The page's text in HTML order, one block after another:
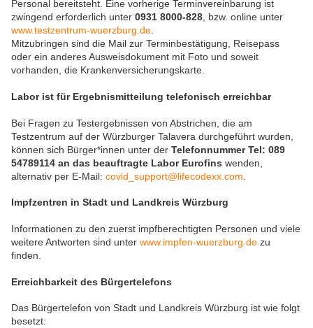
Personal bereitsteht. Eine vorherige Terminvereinbarung ist
zwingend erforderlich unter 0931 8000-828, bzw. online unter
www.testzentrum-wuerzburg.de.
Mitzubringen sind die Mail zur Terminbestätigung, Reisepass
oder ein anderes Ausweisdokument mit Foto und soweit
vorhanden, die Krankenversicherungskarte.
Labor ist für Ergebnismitteilung telefonisch erreichbar
Bei Fragen zu Testergebnissen von Abstrichen, die am
Testzentrum auf der Würzburger Talavera durchgeführt wurden,
können sich Bürger*innen unter der Telefonnummer Tel: 089
54789114 an das beauftragte Labor Eurofins wenden,
alternativ per E-Mail: covid_support@lifecodexx.com
Impfzentren in Stadt und Landkreis Würzburg
Informationen zu den zuerst impfberechtigten Personen und viele
weitere Antworten sind unter www.impfen-wuerzburg.de zu
finden.
Erreichbarkeit des Bürgertelefons
Das Bürgertelefon von Stadt und Landkreis Würzburg ist wie folgt
besetzt: